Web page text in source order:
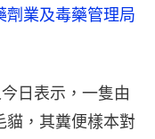
劑業及毒藥管理局
日表示，一隻由
貓，其糞便樣本對